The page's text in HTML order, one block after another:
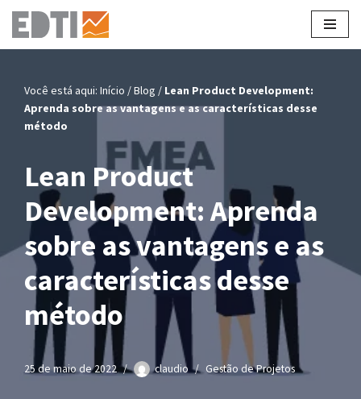
Pular
conteúdo
Você está aqui: Início /Blog / Lean Product Development:
Aprenda sobre as vantagens e as características desse
método
Lean Product
Development: Aprenda
sobre as vantagens e as
características desse
método
25 de maio de 2022 claudio Gestão de Projetos